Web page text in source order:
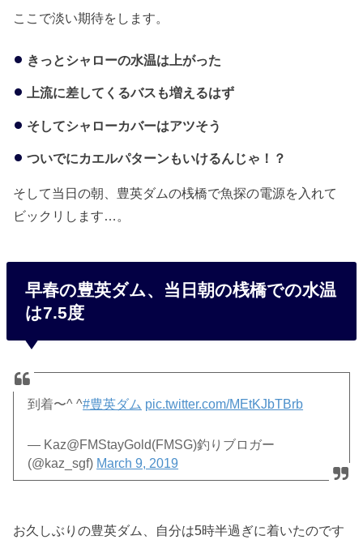
ここで淡い期待をします。
きっとシャローの水温は上がった
上流に差してくるバスも増えるはず
そしてシャローカバーはアツそう
ついでにカエルパターンもいけるんじゃ！？
そして当日の朝、豊英ダムの桟橋で魚探の電源を入れて
ビックリします…。
早春の豊英ダム、当日朝の桟橋での水温
は7.5度
到着〜^ ^#豊英ダム pic.twitter.com/MEtKJbTBrb
— Kaz@FMStayGold(FMSG)釣りブロガー
(@kaz_sgf) March 9, 2019
お久しぶりの豊英ダム、自分は5時半過ぎに着いたのです